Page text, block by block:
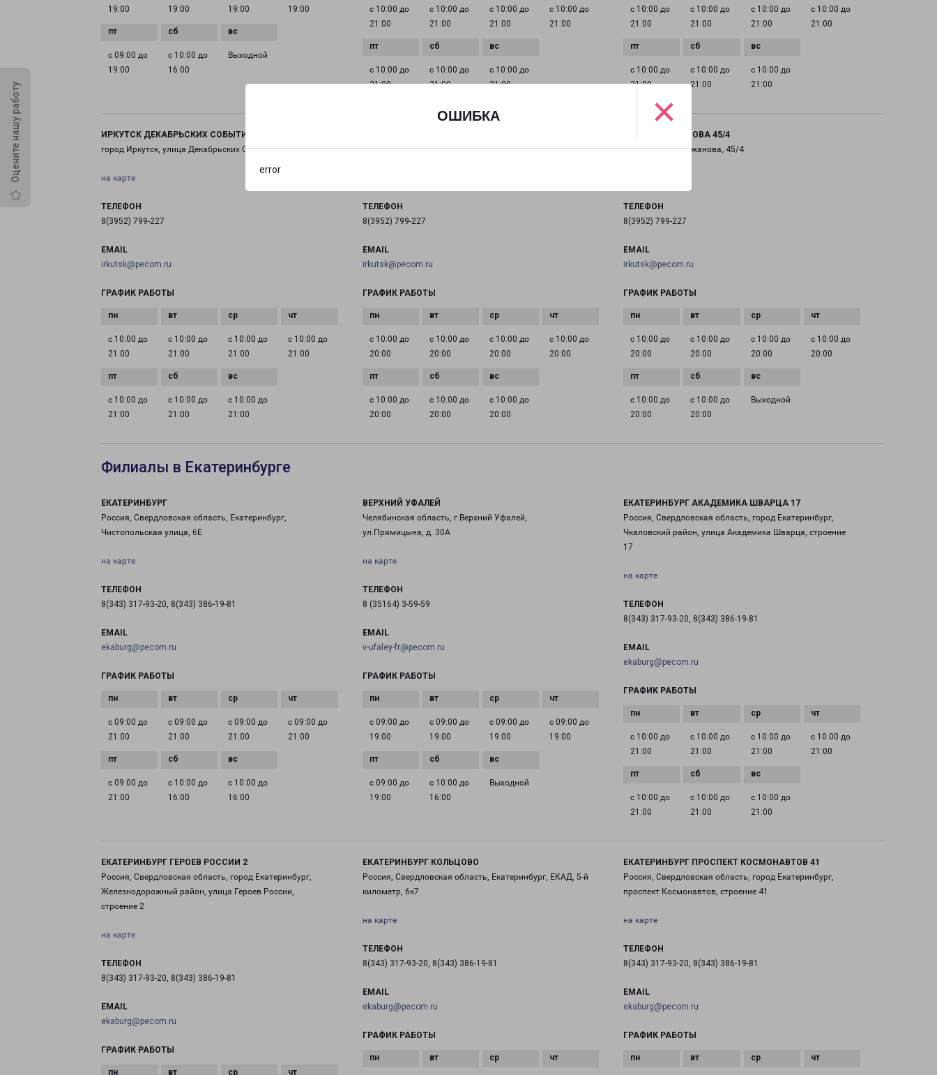
ОШИБКА
error
×
Оцените нашу работу
19:00
19:00
19:00
19:00
с 09:00 до
19:00
с 10:00 до
16:00
Выходной
с 10:00 до
21:00
с 10:00 до
21:00
с 10:00 до
21:00
с 10:00 до
21:00
с 10:00 до
21:00
с 10:00 до
21:00
с 10:00 до
21:00
с 10:00 до
21:00
с 10:00 до
21:00
с 10:00 до
21:00
с 10:00 до
21:00
с 10:00 до
21:00
с 10:00 до
21:00
с 10:00 до
21:00
ИРКУТСК ДЕКАБРЬСКИХ СОБЫТИЙ 44
город Иркутск, улица Декабрьских Событий, 44
на карте
ТЕЛЕФОН
8(3952) 799-227
EMAIL
irkutsk@pecom.ru
ГРАФИК РАБОТЫ
с 10:00 до
21:00
с 10:00 до
21:00
с 10:00 до
21:00
с 10:00 до
21:00
с 10:00 до
21:00
с 10:00 до
21:00
с 10:00 до
21:00
город Иркутск, улица Лопатина, 4
ТЕЛЕФОН
8(3952) 799-227
EMAIL
irkutsk@pecom.ru
ГРАФИК РАБОТЫ
с 10:00 до
20:00
с 10:00 до
20:00
с 10:00 до
20:00
с 10:00 до
20:00
с 10:00 до
20:00
с 10:00 до
20:00
с 10:00 до
20:00
ИРКУТСК РЖАНОВА 45/4
Иркутск, улица Ржанова, 45/4
ТЕЛЕФОН
8(3952) 799-227
EMAIL
irkutsk@pecom.ru
ГРАФИК РАБОТЫ
с 10:00 до
20:00
с 10:00 до
20:00
с 10:00 до
20:00
с 10:00 до
20:00
с 10:00 до
20:00
с 10:00 до
20:00
Выходной
Филиалы в Екатеринбурге
ЕКАТЕРИНБУРГ
Россия, Свердловская область, Екатеринбург,
Чистопольская улица, 6Е
на карте
ТЕЛЕФОН
8(343) 317-93-20, 8(343) 386-19-81
EMAIL
ekaburg@pecom.ru
ГРАФИК РАБОТЫ
с 09:00 до
21:00
с 09:00 до
21:00
с 09:00 до
21:00
с 09:00 до
21:00
с 09:00 до
21:00
с 10:00 до
16:00
с 10:00 до
16:00
ВЕРХНИЙ УФАЛЕЙ
Челябинская область, г.Верхний Уфалей,
ул.Прямицына, д. 30А
на карте
ТЕЛЕФОН
8 (35164) 3-59-59
EMAIL
v-ufaley-fr@pecom.ru
ГРАФИК РАБОТЫ
с 09:00 до
19:00
с 09:00 до
19:00
с 09:00 до
19:00
с 09:00 до
19:00
с 09:00 до
19:00
с 10:00 до
16:00
Выходной
ЕКАТЕРИНБУРГ АКАДЕМИКА ШВАРЦА 17
Россия, Свердловская область, город Екатеринбург,
Чкаловский район, улица Академика Шварца, строение
17
на карте
ТЕЛЕФОН
8(343) 317-93-20, 8(343) 386-19-81
EMAIL
ekaburg@pecom.ru
ГРАФИК РАБОТЫ
с 10:00 до
21:00
с 10:00 до
21:00
с 10:00 до
21:00
с 10:00 до
21:00
с 10:00 до
21:00
с 10:00 до
21:00
с 10:00 до
21:00
ЕКАТЕРИНБУРГ ГЕРОЕВ РОССИИ 2
Россия, Свердловская область, город Екатеринбург,
Железнодорожный район, улица Героев России,
строение 2
на карте
ТЕЛЕФОН
8(343) 317-93-20, 8(343) 386-19-81
EMAIL
ekaburg@pecom.ru
ГРАФИК РАБОТЫ
ЕКАТЕРИНБУРГ КОЛЬЦОВО
Россия, Свердловская область, Екатеринбург, ЕКАД, 5-й
километр, 6к7
на карте
ТЕЛЕФОН
8(343) 317-93-20, 8(343) 386-19-81
EMAIL
ekaburg@pecom.ru
ГРАФИК РАБОТЫ
ЕКАТЕРИНБУРГ ПРОСПЕКТ КОСМОНАВТОВ 41
Россия, Свердловская область, город Екатеринбург,
проспект Космонавтов, строение 41
на карте
ТЕЛЕФОН
8(343) 317-93-20, 8(343) 386-19-81
EMAIL
ekaburg@pecom.ru
ГРАФИК РАБОТЫ